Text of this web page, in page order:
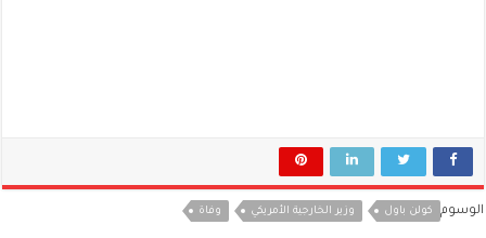
الوسوم كولن باول وزير الخارجية الأمريكي وفاة